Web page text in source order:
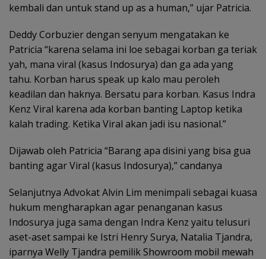
kembali dan untuk stand up as a human,” ujar Patricia.
Deddy Corbuzier dengan senyum mengatakan ke
Patricia “karena selama ini loe sebagai korban ga teriak
yah, mana viral (kasus Indosurya) dan ga ada yang
tahu. Korban harus speak up kalo mau peroleh
keadilan dan haknya. Bersatu para korban. Kasus Indra
Kenz Viral karena ada korban banting Laptop ketika
kalah trading. Ketika Viral akan jadi isu nasional.”
Dijawab oleh Patricia “Barang apa disini yang bisa gua
banting agar Viral (kasus Indosurya),” candanya
Selanjutnya Advokat Alvin Lim menimpali sebagai kuasa
hukum mengharapkan agar penanganan kasus
Indosurya juga sama dengan Indra Kenz yaitu telusuri
aset-aset sampai ke Istri Henry Surya, Natalia Tjandra,
iparnya Welly Tjandra pemilik Showroom mobil mewah